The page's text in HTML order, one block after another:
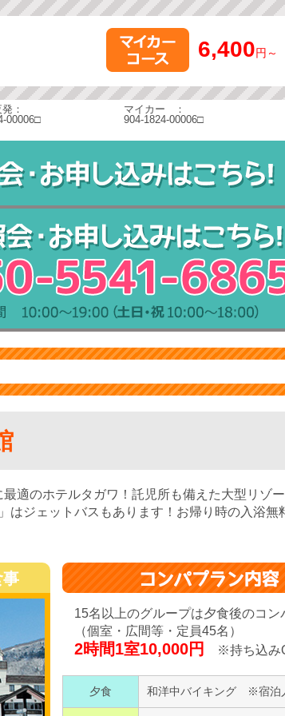
6,400円～
：
00006□
マイカー ：
904-1824-00006□
適のホテルタガワ！託児所も備えた大型リゾ
はジェットバスもあります！お帰り時の入浴無
15名以上のグループは夕食後のコン
（個室・広間等・定員45名）
2時間1室10,000円 ※持ち込み
夕食 和洋中バイキング ※宿泊